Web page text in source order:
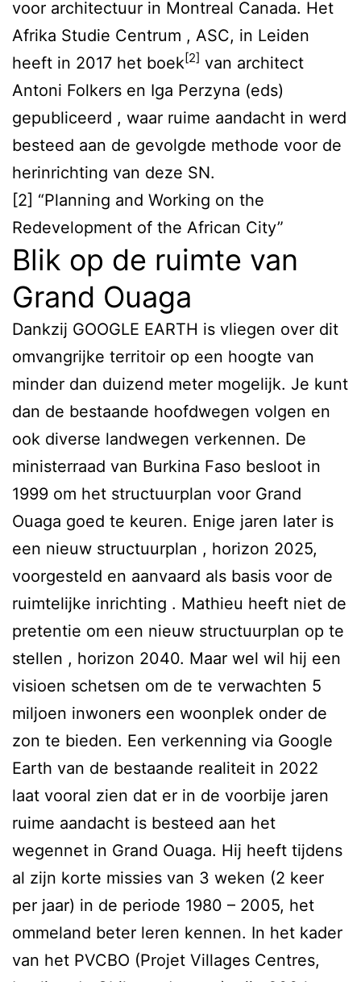
voor architectuur in Montreal Canada. Het
Afrika Studie Centrum , ASC, in Leiden
heeft in 2017 het boek[2] van architect
Antoni Folkers en Iga Perzyna (eds)
gepubliceerd , waar ruime aandacht in werd
besteed aan de gevolgde methode voor de
herinrichting van deze SN.
[2] “Planning and Working on the
Redevelopment of the African City”
Blik op de ruimte van
Grand Ouaga
Dankzij GOOGLE EARTH is vliegen over dit
omvangrijke territoir op een hoogte van
minder dan duizend meter mogelijk. Je kunt
dan de bestaande hoofdwegen volgen en
ook diverse landwegen verkennen. De
ministerraad van Burkina Faso besloot in
1999 om het structuurplan voor Grand
Ouaga goed te keuren. Enige jaren later is
een nieuw structuurplan , horizon 2025,
voorgesteld en aanvaard als basis voor de
ruimtelijke inrichting . Mathieu heeft niet de
pretentie om een nieuw structuurplan op te
stellen , horizon 2040. Maar wel wil hij een
visioen schetsen om de te verwachten 5
miljoen inwoners een woonplek onder de
zon te bieden. Een verkenning via Google
Earth van de bestaande realiteit in 2022
laat vooral zien dat er in de voorbije jaren
ruime aandacht is besteed aan het
wegennet in Grand Ouaga. Hij heeft tijdens
al zijn korte missies van 3 weken (2 keer
per jaar) in de periode 1980 – 2005, het
ommeland beter leren kennen. In het kader
van het PVCBO (Projet Villages Centres,